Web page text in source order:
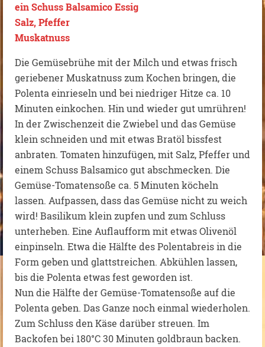
ein Schuss Balsamico Essig
Salz, Pfeffer
Muskatnuss
Die Gemüsebrühe mit der Milch und etwas frisch
geriebener Muskatnuss zum Kochen bringen, die
Polenta einrieseln und bei niedriger Hitze ca. 10
Minuten einkochen. Hin und wieder gut umrühren!
In der Zwischenzeit die Zwiebel und das Gemüse
klein schneiden und mit etwas Bratöl bissfest
anbraten. Tomaten hinzufügen, mit Salz, Pfeffer und
einem Schuss Balsamico gut abschmecken. Die
Gemüse-Tomatensoße ca. 5 Minuten köcheln
lassen. Aufpassen, dass das Gemüse nicht zu weich
wird! Basilikum klein zupfen und zum Schluss
unterheben. Eine Auflaufform mit etwas Olivenöl
einpinseln. Etwa die Hälfte des Polentabreis in die
Form geben und glattstreichen. Abkühlen lassen,
bis die Polenta etwas fest geworden ist.
Nun die Hälfte der Gemüse-Tomatensoße auf die
Polenta geben. Das Ganze noch einmal wiederholen.
Zum Schluss den Käse darüber streuen. Im
Backofen bei 180°C 30 Minuten goldbraun backen.